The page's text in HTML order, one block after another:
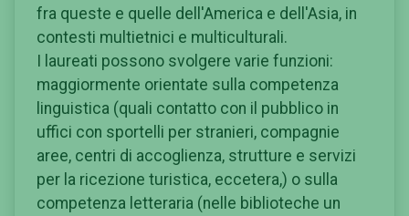
fra queste e quelle dell'America e dell'Asia, in
contesti multietnici e multiculturali.
I laureati possono svolgere varie funzioni:
maggiormente orientate sulla competenza
linguistica (quali contatto con il pubblico in
uffici con sportelli per stranieri, compagnie
aree, centri di accoglienza, strutture e servizi
per la ricezione turistica, eccetera,) o sulla
competenza letteraria (nelle biblioteche un